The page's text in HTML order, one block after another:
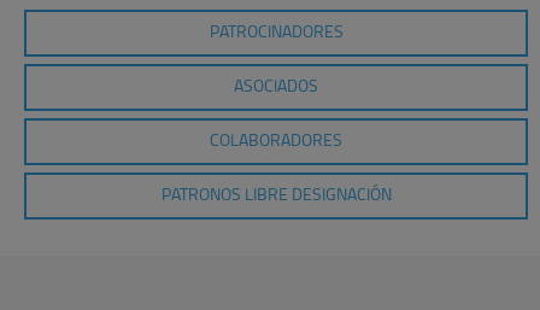
PATROCINADORES
ASOCIADOS
COLABORADORES
PATRONOS LIBRE DESIGNACIÓN